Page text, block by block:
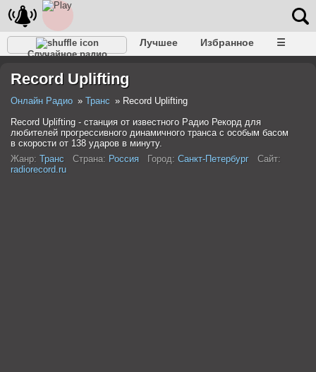
Случайное радио
Лучшее Избранное ☰
Record Uplifting
Онлайн Радио Транс
Record Uplifting
Record Uplifting - станция от известного Радио Рекорд для
любителей прогрессивного динамичного транса с особым басом
в скорости от 138 ударов в минуту.
Жанр: Транс Страна: Россия Город: Санкт-Петербург
Сайт:
radiorecord.ru